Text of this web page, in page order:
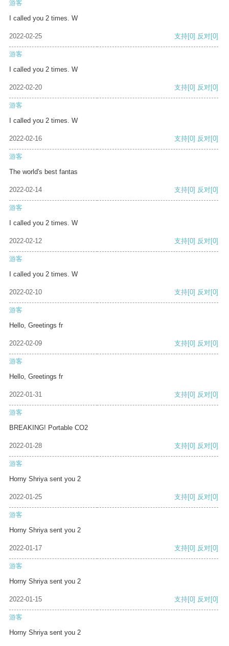
游客
I called you 2 times. W
2022-02-25 支持[0] 反对[0]
游客
I called you 2 times. W
2022-02-20 支持[0] 反对[0]
游客
I called you 2 times. W
2022-02-16 支持[0] 反对[0]
游客
The world's best fantas
2022-02-14 支持[0] 反对[0]
游客
I called you 2 times. W
2022-02-12 支持[0] 反对[0]
游客
I called you 2 times. W
2022-02-10 支持[0] 反对[0]
游客
Hello, Greetings fr
2022-02-09 支持[0] 反对[0]
游客
Hello, Greetings fr
2022-01-31 支持[0] 反对[0]
游客
BREAKING! Portable CO2
2022-01-28 支持[0] 反对[0]
游客
Horny Shriya sent you 2
2022-01-25 支持[0] 反对[0]
游客
Horny Shriya sent you 2
2022-01-17 支持[0] 反对[0]
游客
Horny Shriya sent you 2
2022-01-15 支持[0] 反对[0]
游客
Horny Shriya sent you 2